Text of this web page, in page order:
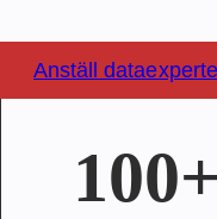
Anställ
100+